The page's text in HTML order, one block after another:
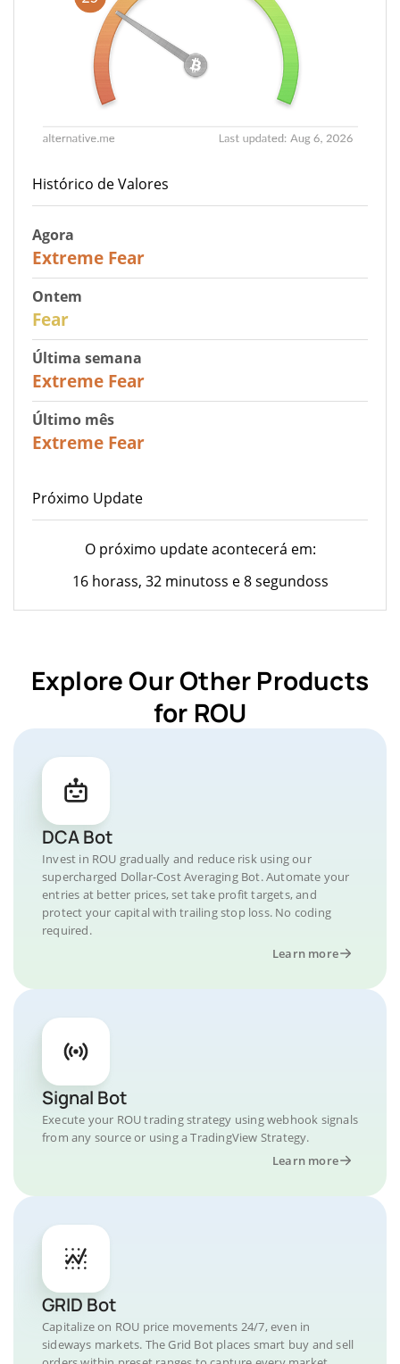
Histórico de Valores
Agora
Extreme Fear
Ontem
Fear
Última semana
Extreme Fear
Último mês
Extreme Fear
Próximo Update
O próximo update acontecerá em:
16 horass, 32 minutoss e 8 segundoss
Explore Our Other Products
for ROU
DCA Bot
Invest in ROU gradually and reduce risk using our
supercharged Dollar-Cost Averaging Bot. Automate your
entries at better prices, set take profit targets, and
protect your capital with trailing stop loss. No coding
required.
Learn more
Signal Bot
Execute your ROU trading strategy using webhook signals
from any source or using a TradingView Strategy.
Learn more
GRID Bot
Capitalize on ROU price movements 24/7, even in
sideways markets. The Grid Bot places smart buy and sell